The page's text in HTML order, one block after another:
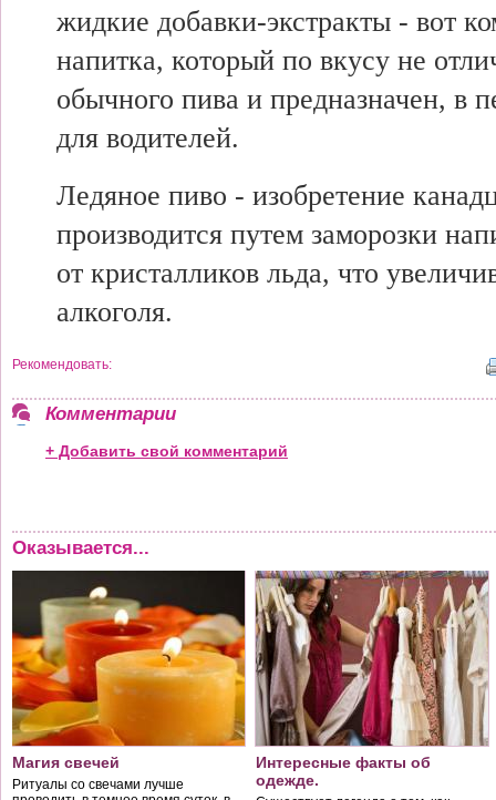
жидкие добавки-экстракты - вот
напитка, который по вкусу не
обычного пива и предназначен, в
для водителей.
Ледяное пиво - изобретение
производится путем заморозки
от кристалликов льда, что
алкоголя.
Рекомендовать:
Комментарии
+ Добавить свой комментарий
Оказывается...
Магия свечей
Ритуалы со свечами лучше
Интересные факты об
одежде.